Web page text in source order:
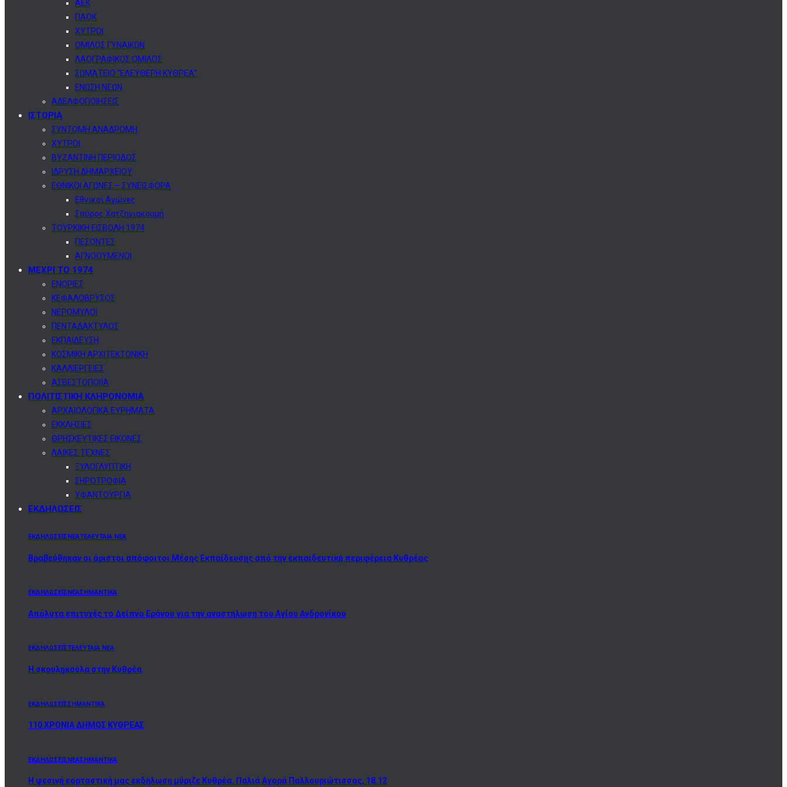
ΑΕΚ
ΠΑΟΚ
ΧΥΤΡΟΙ
ΟΜΙΛΟΣ ΓΥΝΑΙΚΩΝ
ΛΑΟΓΡΑΦΙΚΟΣ ΟΜΙΛΟΣ
ΣΩΜΑΤΕΙΟ “ΕΛΕΥΘΕΡΗ ΚΥΘΡΕΑ”
ΕΝΩΣΗ ΝΕΩΝ
ΑΔΕΛΦΟΠΟΙΗΣΕΙΣ
ΙΣΤΟΡΙΑ
ΣΥΝΤΟΜΗ ΑΝΑΔΡΟΜΗ
ΧΥΤΡΟΙ
ΒΥΖΑΝΤΙΝΗ ΠΕΡΙΟΔΟΣ
ΙΔΡΥΣΗ ΔΗΜΑΡΧΕΙΟΥ
ΕΘΝΙΚΟΙ ΑΓΩΝΕΣ – ΣΥΝΕΙΣΦΟΡΑ
Εθνικοί Αγώνες
Σπύρος Χατζηγιακουμή
ΤΟΥΡΚΙΚΗ ΕΙΣΒΟΛΗ 1974
ΠΕΣΟΝΤΕΣ
ΑΓΝΟΟΥΜΕΝΟΙ
ΜΕΧΡΙ ΤΟ 1974
ΕΝΟΡΙΕΣ
ΚΕΦΑΛΟΒΡΥΣΟΣ
ΝΕΡΟΜΥΛΟΙ
ΠΕΝΤΑΔΑΚΤΥΛΟΣ
ΕΚΠΑΙΔΕΥΣΗ
ΚΟΣΜΙΚΗ ΑΡΧΙΤΕΚΤΟΝΙΚΗ
ΚΑΛΛΙΕΡΓΕΙΕΣ
ΑΣΒΕΣΤΟΠΟΙΪΑ
ΠΟΛΙΤΙΣΤΙΚΗ ΚΛΗΡΟΝΟΜΙΑ
ΑΡΧΑΙΟΛΟΓΙΚΑ ΕΥΡΗΜΑΤΑ
ΕΚΚΛΗΣΙΕΣ
ΘΡΗΣΚΕΥΤΙΚΕΣ ΕΙΚΟΝΕΣ
ΛΑΙΚΕΣ ΤΕΧΝΕΣ
ΞΥΛΟΓΛΥΠΤΙΚΗ
ΣΗΡΟΤΡΟΦΙΑ
ΥΦΑΝΤΟΥΡΓΙΑ
ΕΚΔΗΛΩΣΕΙΣ
ΕΚΔΗΛΩΣΕΙΣΝΕΑΤΕΛΕΥΤΑΙΑ ΝΕΑ
Βραβεύθηκαν οι άριστοι απόφοιτοι Μέσης Εκπαίδευσης από την εκπαιδευτική περιφέρεια Κυθρέας
ΕΚΔΗΛΩΣΕΙΣ ΝΕΑΣΗΜΑΝΤΙΚΑ
Απόλυτα επιτυχές το Δείπνο Εράνου για την αναστήλωση του Αγίου Ανδρονίκου
ΕΚΔΗΛΩΣΕΙΣΤΕΛΕΥΤΑΙΑ ΝΕΑ
Η σκουληκούλα στην Κυθρέα
ΕΚΔΗΛΩΣΕΙΣΣΗΜΑΝΤΙΚΑ
110 ΧΡΟΝΙΑ ΔΗΜΟΣ ΚΥΘΡΕΑΣ
ΕΚΔΗΛΩΣΕΙΣΝΕΑΣΗΜΑΝΤΙΚΑ
Η ψεσινή εορταστική μας εκδήλωση μύριζε Κυθρέα. Παλιά Αγορά Παλλουριώτισσας, 18.12